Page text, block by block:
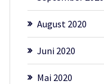
August 2020
Juni 2020
Mai 2020